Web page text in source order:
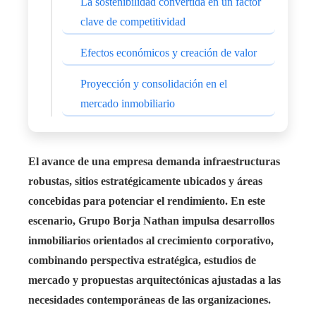
clave de competitividad
Efectos económicos y creación de valor
Proyección y consolidación en el
mercado inmobiliario
El avance de una empresa demanda infraestructuras
robustas, sitios estratégicamente ubicados y áreas
concebidas para potenciar el rendimiento. En este
escenario, Grupo Borja Nathan impulsa desarrollos
inmobiliarios orientados al crecimiento corporativo,
combinando perspectiva estratégica, estudios de
mercado y propuestas arquitectónicas ajustadas a las
necesidades contemporáneas de las organizaciones.